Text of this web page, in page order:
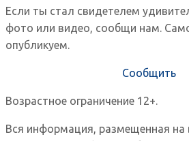
Если ты стал свидетелем
фото или видео, сообщи нам.
опубликуем.
Сообщить
Возрастное ограничение 12+.
Вся информация, размещенная на